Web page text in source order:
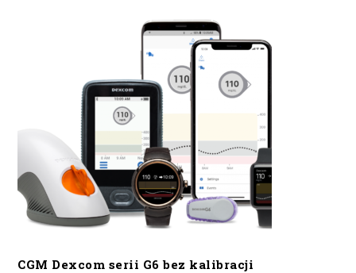
CGM Dexcom serii G6 bez kalibracji